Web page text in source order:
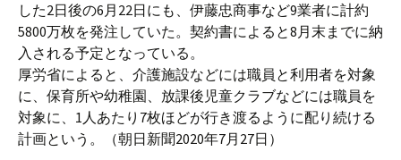
した2日後の6月22日にも、伊藤忠商事など9業者に計約
5800万枚を発注していた。契約書によると8月末までに納
入される予定となっている。
厚労省によると、介護施設などには職員と利用者を対象
に、保育所や幼稚園、放課後児童クラブなどには職員を
対象に、1人あたり7枚ほどが行き渡るように配り続ける
計画という。（朝日新聞2020年7月27日）